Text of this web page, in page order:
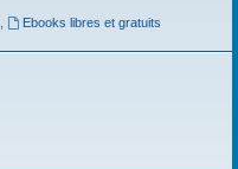
Ebooks libres et gratuits